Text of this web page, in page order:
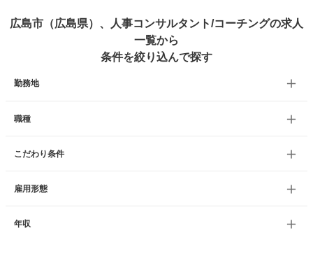
広島市（広島県）、人事コンサルタント/コーチングの求人
一覧から
条件を絞り込んで探す
勤務地
職種
こだわり条件
雇用形態
年収